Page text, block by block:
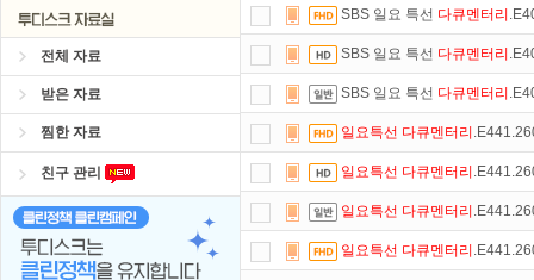
전체 자료
받은 자료
찜한 자료
친구 관리
SBS 일요 특선 다큐멘터리
SBS 일요 특선 다큐멘터리
SBS 일요 특선 다큐멘터리
일요특선 다큐멘터리
일요특선 다큐멘터리
일요특선 다큐멘터리
일요특선 다큐멘터리